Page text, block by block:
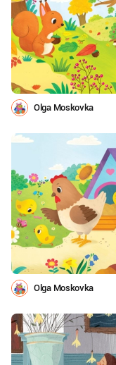
Olga Moskovka
Olga Moskovka